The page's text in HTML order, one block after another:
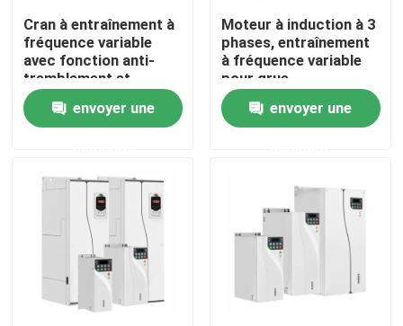
À la maison
Produits
À propos de nous
Visite de l'usine
Contrôle de la qualité
Cran à entraînement à
fréquence variable
avec fonction anti-
tremblement et
capacité de surcharge
de 180%envoyer une
Moteur à induction à 3
phases, entraînement
à fréquence variable
pour grue
Accélération de
courbe Ac S
Décélération
envoyer une